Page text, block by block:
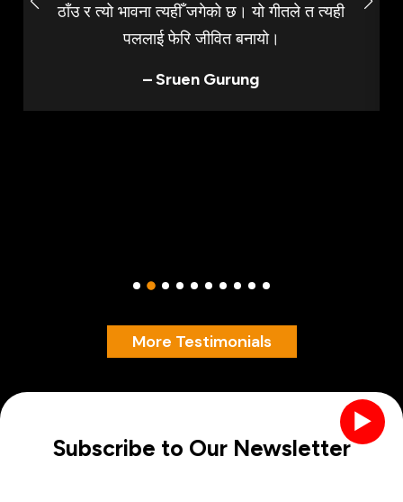
ठाँउ र त्यो भावना त्यहीँ जगेको छ। यो गीतले त त्यही
पललाई फेरि जीवित बनायो।
– Sruen Gurung
More Testimonials
Subscribe to Our Newsletter
►